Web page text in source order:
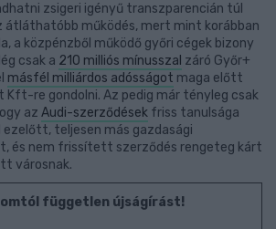
zsigeri igényű transzparencián túl
átláthatóbb működés, mert mint korábban
a közpénzből működő győri cégek bizony
csak a 210 milliós mínusszal záró Győr+
másfél milliárdos adósságot maga előtt
Kft-re gondolni. Az pedig már tényleg csak
az Audi-szerződések friss tanulsága
ezelőtt, teljesen más gazdasági
és nem frissített szerződés rengeteg kárt
városnak.
független újságírást!